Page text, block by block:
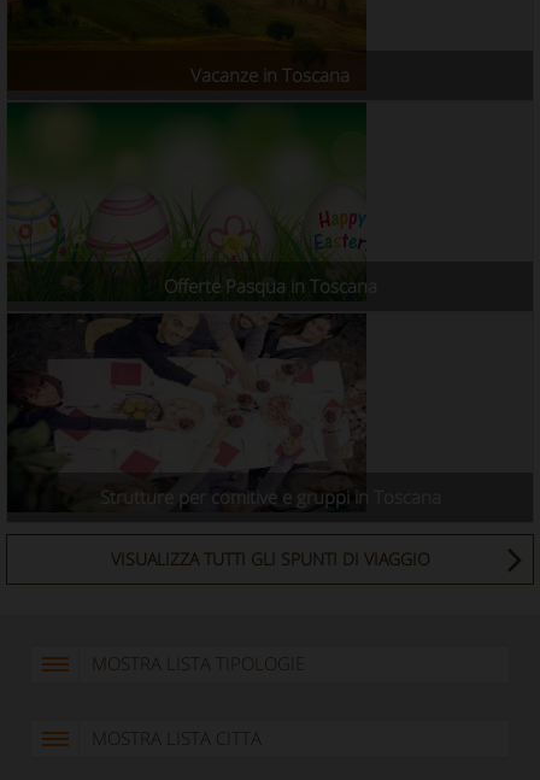
Vacanze in Toscana
Offerte Pasqua in Toscana
Strutture per comitive e gruppi in Toscana
VISUALIZZA TUTTI GLI SPUNTI DI VIAGGIO
MOSTRA LISTA TIPOLOGIE
MOSTRA LISTA CITTA